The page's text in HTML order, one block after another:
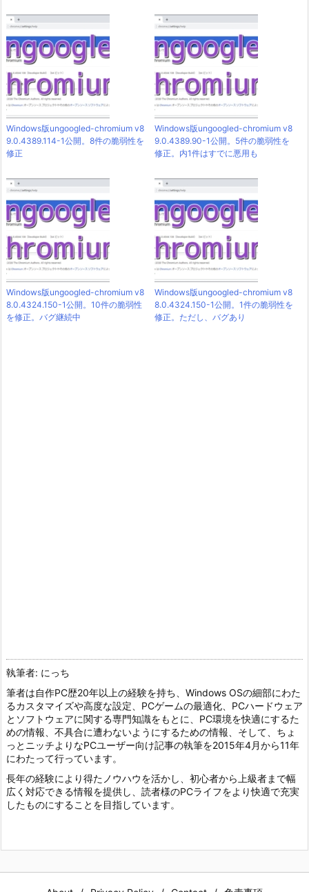
Windows版ungoogled-chromium v8
9.0.4389.114-1公開。8件の脆弱性を
修正
Windows版ungoogled-chromium v8
9.0.4389.90-1公開。5件の脆弱性を
修正。内1件はすでに悪用も
Windows版ungoogled-chromium v8
8.0.4324.150-1公開。10件の脆弱性
を修正。バグ継続中
Windows版ungoogled-chromium v8
8.0.4324.150-1公開。1件の脆弱性を
修正。ただし、バグあり
執筆者: にっち
筆者は自作PC歴20年以上の経験を持ち、Windows OSの細部にわた
るカスタマイズや高度な設定、PCゲームの最適化、PCハードウェア
とソフトウェアに関する専門知識をもとに、PC環境を快適にするた
めの情報、不具合に遭わないようにするための情報、そして、ちょ
っとニッチよりなPCユーザー向け記事の執筆を2015年4月から11年
にわたって行っています。
長年の経験により得たノウハウを活かし、初心者から上級者まで幅
広く対応できる情報を提供し、読者様のPCライフをより快適で充実
したものにすることを目指しています。